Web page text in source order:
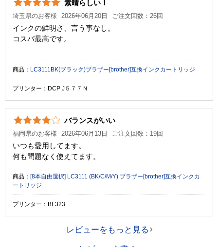
素晴らしい！
埼玉県のお客様 2026年06月20日 ご注文回数：26回
インクの鮮明さ、言う事なし。
コスパ最高です。
商品： LC3111BK(ブラック)ブラザー[brother]互換インクカートリッジ
プリンター：DCP J５７７Ｎ
バランスがいい
福岡県のお客様 2026年06月13日 ご注文回数：19回
いつも愛用してます。
何も問題なく使えてます。
商品： [8本自由選択] LC3111 (BK/C/M/Y) ブラザー[brother]互換インクカ
ートリッジ
プリンター：BF323
レビューをもっと見る